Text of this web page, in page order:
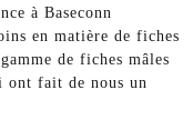
à Baseconn
en matière de fiches
de fiches mâles
fait de nous un